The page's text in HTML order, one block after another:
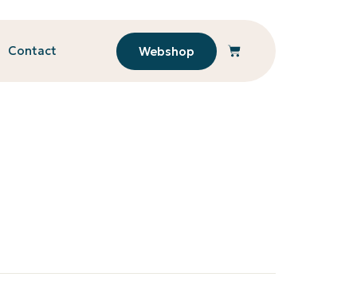
Contact Webshop